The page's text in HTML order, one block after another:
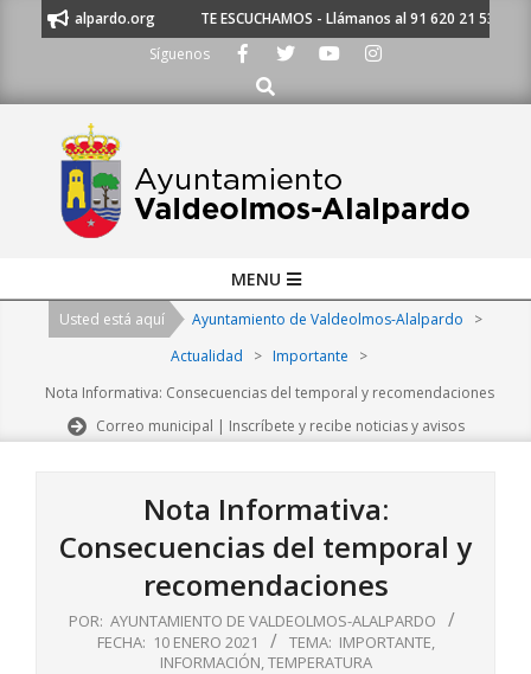
TE ESCUCHAMOS - Llámanos al 91 620 21 53 o
Síguenos
Buscar
Navigation
MENU
Usted está aquí Ayuntamiento de Valdeolmos-Alalpardo
>
Actualidad
> Importante
>
Nota Informativa: Consecuencias del temporal y recomendaciones
Correo municipal | Inscríbete y recibe noticias y avisos
Nota Informativa:
Consecuencias del temporal y
recomendaciones
POR: AYUNTAMIENTO DE VALDEOLMOS-ALALPARDO
FECHA: 10 ENERO 2021 TEMA: IMPORTANTE,
INFORMACIÓN,TEMPERATURA